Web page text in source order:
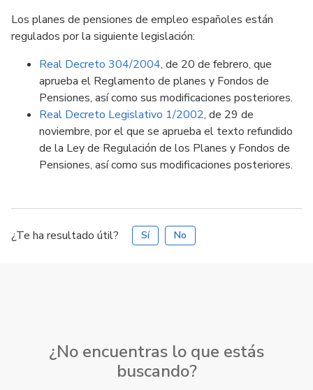
Los planes de pensiones de empleo españoles están
regulados por la siguiente legislación:
Real Decreto 304/2004, de 20 de febrero, que
aprueba el Reglamento de planes y Fondos de
Pensiones, así como sus modificaciones posteriores.
Real Decreto Legislativo 1/2002, de 29 de
noviembre, por el que se aprueba el texto refundido
de la Ley de Regulación de los Planes y Fondos de
Pensiones, así como sus modificaciones posteriores.
¿Te ha resultado útil? Sí No
¿No encuentras lo que estás
buscando?